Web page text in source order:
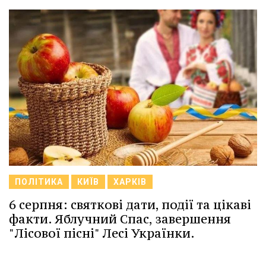
ПОЛІТИКА КИЇВ ХАРКІВ
6 серпня: святкові дати, події та цікаві
факти. Яблучний Спас, завершення
"Лісової пісні" Лесі Українки.